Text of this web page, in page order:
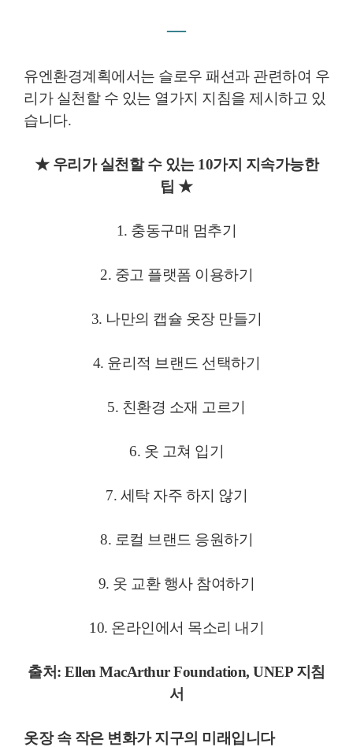
―
유엔환경계획에서는 슬로우 패션과 관련하여 우
리가 실천할 수 있는 열가지 지침을 제시하고 있
습니다.
★ 우리가 실천할 수 있는 10가지 지속가능한
팁 ★
1. 충동구매 멈추기
2. 중고 플랫폼 이용하기
3. 나만의 캡슐 옷장 만들기
4. 윤리적 브랜드 선택하기
5. 친환경 소재 고르기
6. 옷 고쳐 입기
7. 세탁 자주 하지 않기
8. 로컬 브랜드 응원하기
9. 옷 교환 행사 참여하기
10. 온라인에서 목소리 내기
출처: Ellen MacArthur Foundation, UNEP 지침
서
옷장 속 작은 변화가 지구의 미래입니다